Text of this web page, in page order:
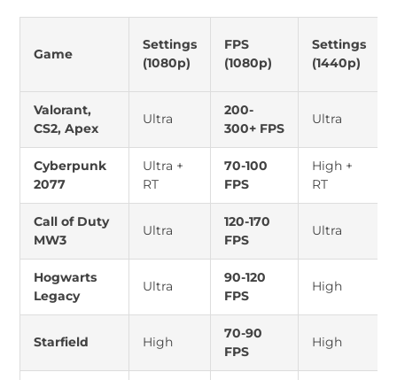
Game
Settings
(1080p)
FPS
(1080p)
Settings
(1440p)
Valorant,
CS2, Apex
Ultra
200-
300+ FPS
Ultra
Cyberpunk
2077
Ultra +
RT
70-100
FPS
High +
RT
Call of Duty
MW3
Ultra
120-170
FPS
Ultra
Hogwarts
Legacy
Ultra
90-120
FPS
High
Starfield High
70-90
FPS
High